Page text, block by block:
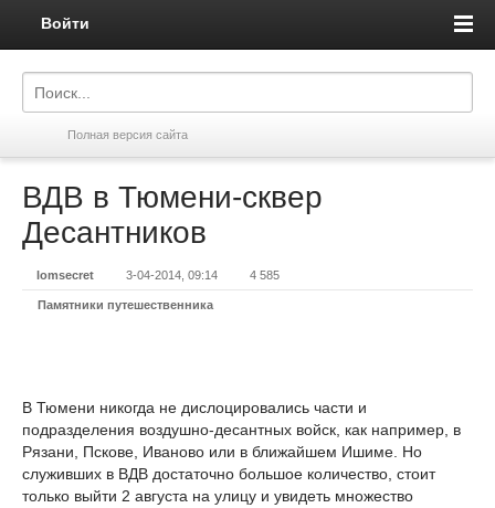
Войти
Полная версия сайта
ВДВ в Тюмени-сквер
Десантников
lomsecret 3-04-2014, 09:14 4 585
Памятники путешественника
В Тюмени никогда не дислоцировались части и
подразделения воздушно-десантных войск, как например, в
Рязани, Пскове, Иваново или в ближайшем Ишиме. Но
служивших в ВДВ достаточно большое количество, стоит
только выйти 2 августа на улицу и увидеть множество